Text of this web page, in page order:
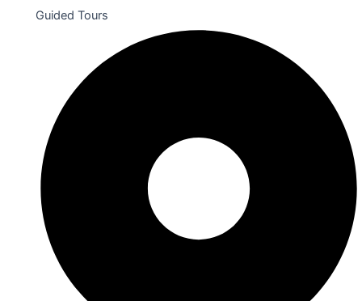
Guided Tours